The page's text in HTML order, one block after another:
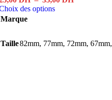
35,00 DH
des optionsCe
variations.
Marque
Taille82mm, 77mm, 72mm, 67mm,